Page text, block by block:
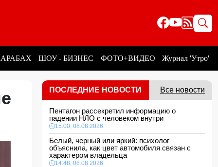
ШОУ - БИЗНЕС ФОТО+ВИДЕО Журнал 'Утро'
ПОСЛЕДНИЕ НОВОСТИ Все новости
Пентагон рассекретил информацию о
падении НЛО с человеком внутри
15:00, 08.08.2026
Белый, черный или яркий: психолог
объяснила, как цвет автомобиля связан с
характером владельца
14:48, 08.08.2026